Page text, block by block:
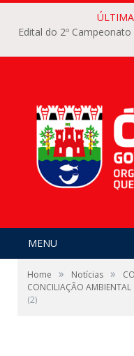
Edital do 2º
MENU
Home » Notícias »
CONCILIAÇÃO AMBIENTAL
(2)